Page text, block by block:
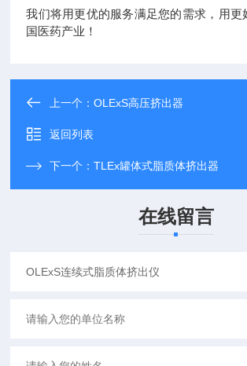
我们将用更优的服务满足您的需求，用更
国医药产业！
上一个：OLExS高压挤出器
返回列表
下一个：TLEx罐体式脂质体挤出器
在线留言